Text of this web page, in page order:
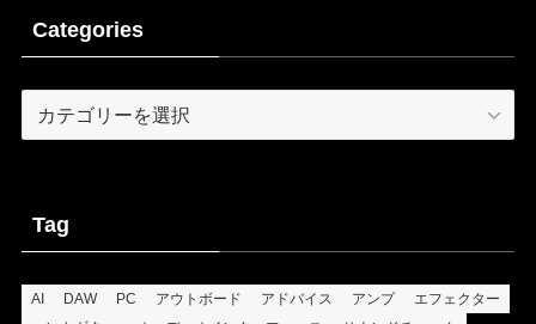
Categories
Categories
Tag
AI DAW PC アウトボード アドバイス アンプ
エフェクター